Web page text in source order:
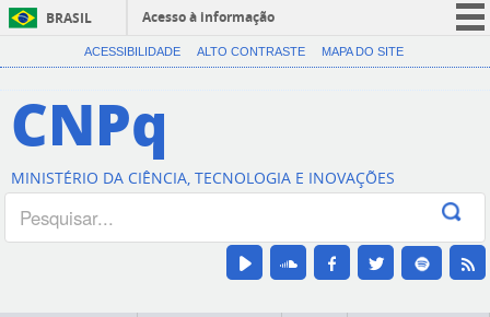
BRASIL
Acesso à informação
CORONAVÍRUS (COVID-19)
Canais
ACESSIBILIDADE ALTO CONTRASTE MAPA DO SITE
CNPq
MINISTÉRIO DA CIÊNCIA, TECNOLOGIA E INOVAÇÕES